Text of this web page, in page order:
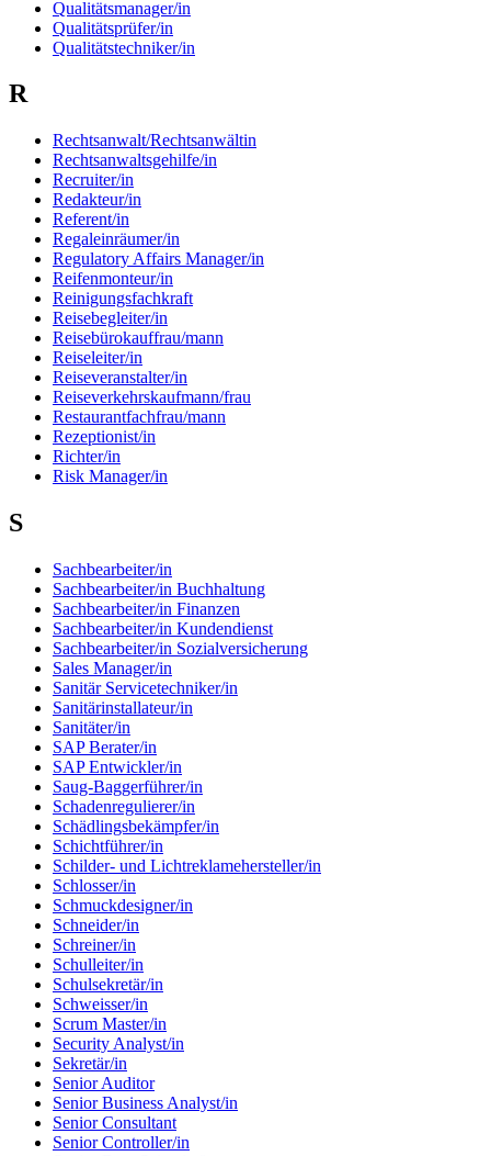
Qualitätsmanager/in
Qualitätsprüfer/in
Qualitätstechniker/in
R
Rechtsanwalt/Rechtsanwältin
Rechtsanwaltsgehilfe/in
Recruiter/in
Redakteur/in
Referent/in
Regaleinräumer/in
Regulatory Affairs Manager/in
Reifenmonteur/in
Reinigungsfachkraft
Reisebegleiter/in
Reisebürokauffrau/mann
Reiseleiter/in
Reiseveranstalter/in
Reiseverkehrskaufmann/frau
Restaurantfachfrau/mann
Rezeptionist/in
Richter/in
Risk Manager/in
S
Sachbearbeiter/in
Sachbearbeiter/in Buchhaltung
Sachbearbeiter/in Finanzen
Sachbearbeiter/in Kundendienst
Sachbearbeiter/in Sozialversicherung
Sales Manager/in
Sanitär Servicetechniker/in
Sanitärinstallateur/in
Sanitäter/in
SAP Berater/in
SAP Entwickler/in
Saug-Baggerführer/in
Schadenregulierer/in
Schädlingsbekämpfer/in
Schichtführer/in
Schilder- und Lichtreklamehersteller/in
Schlosser/in
Schmuckdesigner/in
Schneider/in
Schreiner/in
Schulleiter/in
Schulsekretär/in
Schweisser/in
Scrum Master/in
Security Analyst/in
Sekretär/in
Senior Auditor
Senior Business Analyst/in
Senior Consultant
Senior Controller/in